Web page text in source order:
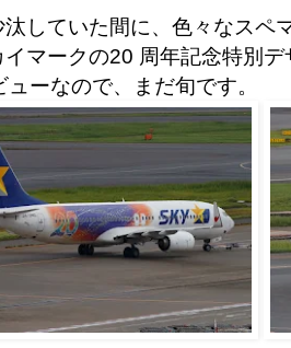
していた間に、色々なスペ
イマークの20 周年記念特別デ
ーなので、まだ旬です。